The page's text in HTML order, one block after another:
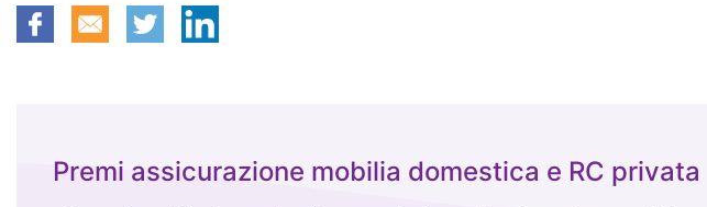
Premi assicurazione mobilia domestica e RC privata